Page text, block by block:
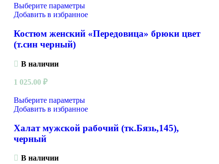
Выберите параметры
Добавить в избранное
Костюм женский «Передовица» брюки цвет
(т.син черный)
В наличии
1 025.00 ₽
Выберите параметры
Добавить в избранное
Халат мужской рабочий (тк.Бязь,145),
черный
В наличии